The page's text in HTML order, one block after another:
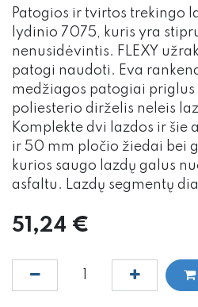
Patogios ir tvirtos trekingo
lydinio 7075, kuris yra
nenusidėvintis. FLEXY
patogi naudoti. Eva
medžiagos patogiai priglus
poliesterio dirželis neleis
Komplekte dvi lazdos ir šie
ir 50 mm pločio žiedai bei
kurios saugo lazdų galus
asfaltu. Lazdų segmentų
51,24 €